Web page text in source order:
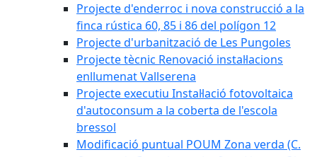
Projecte d'enderroc i nova construcció a la
finca rústica 60, 85 i 86 del polígon 12
Projecte d'urbanització de Les Pungoles
Projecte tècnic Renovació instal·lacions
enllumenat Vallserena
Projecte executiu Instal·lació fotovoltaica
d'autoconsum a la coberta de l'escola
bressol
Modificació puntual POUM Zona verda (C.